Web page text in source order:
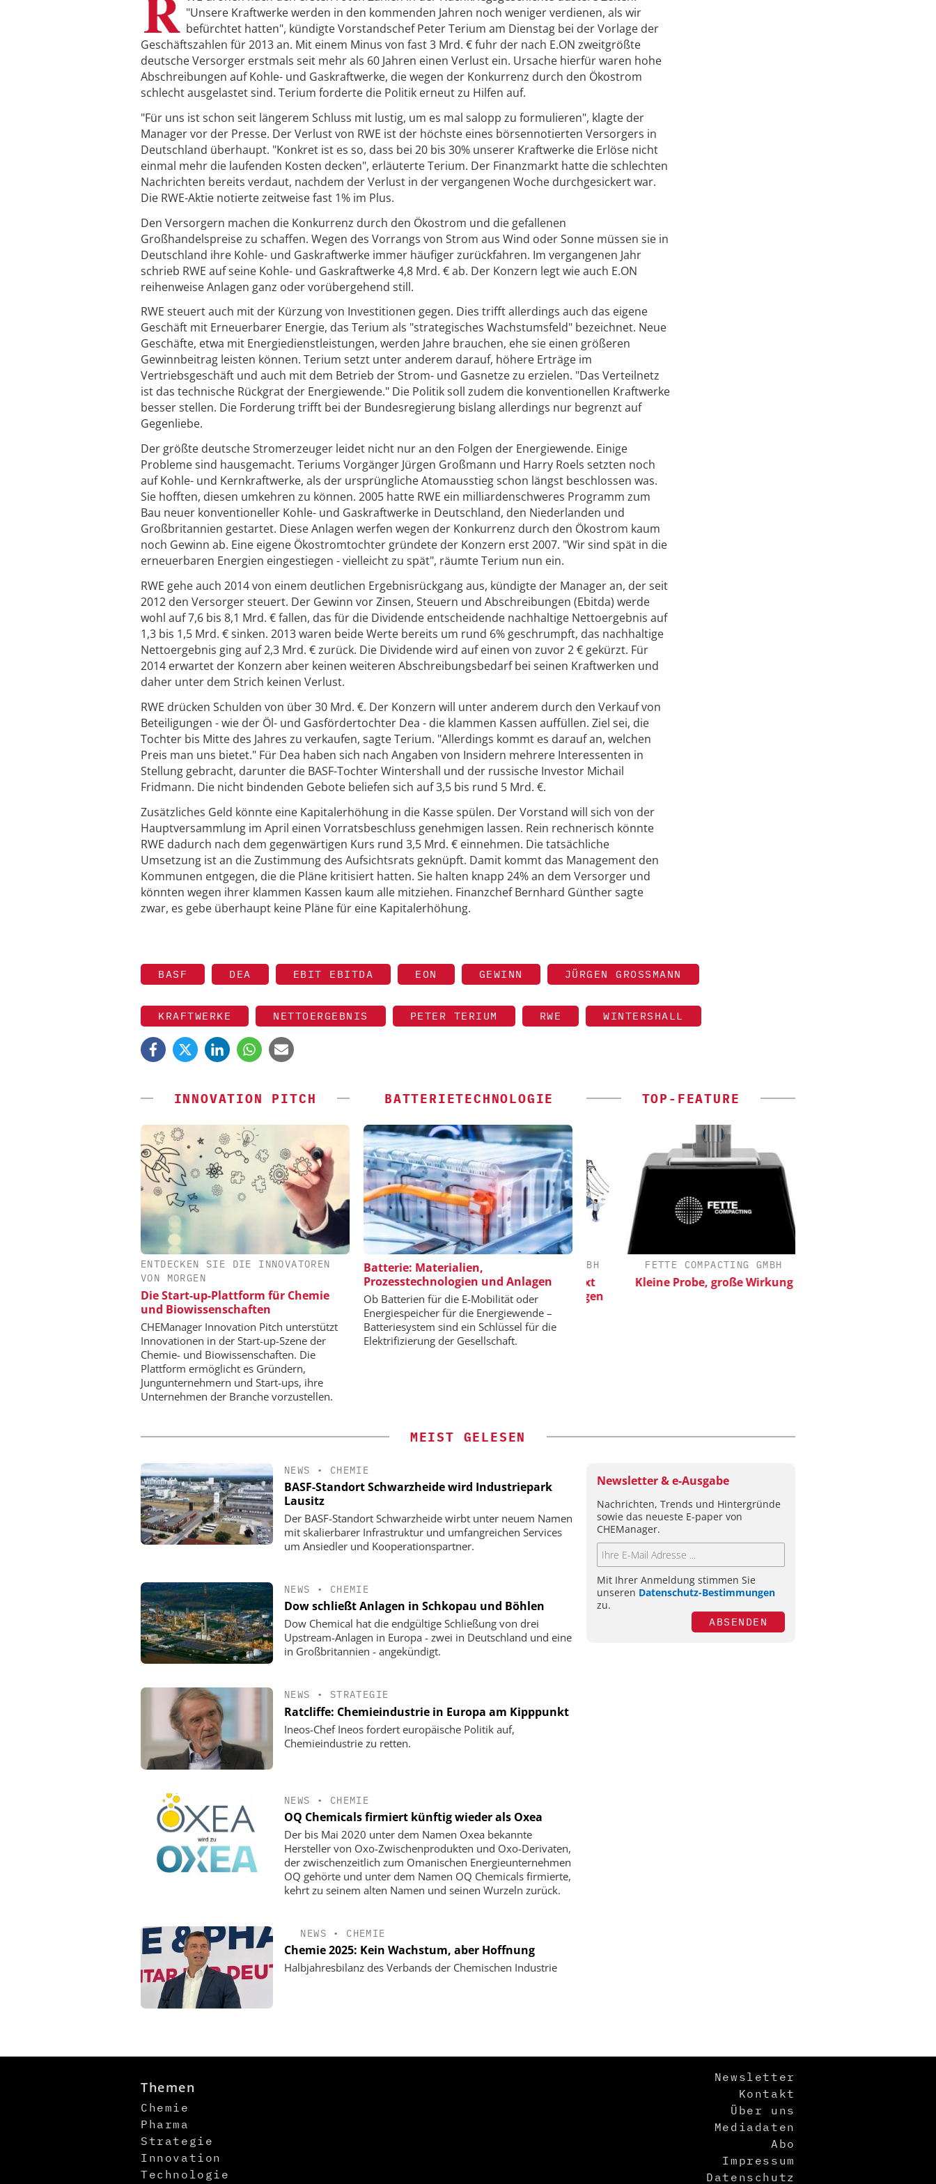
"Unsere Kraftwerke werden in den kommenden Jahren noch weniger verdienen, als wir
befürchtet hatten", kündigte Vorstandschef Peter Terium am Dienstag bei der Vorlage der
Geschäftszahlen für 2013 an. Mit einem Minus von fast 3 Mrd. € fuhr der nach E.ON zweitgrößte
deutsche Versorger erstmals seit mehr als 60 Jahren einen Verlust ein. Ursache hierfür waren hohe
Abschreibungen auf Kohle- und Gaskraftwerke, die wegen der Konkurrenz durch den Ökostrom
schlecht ausgelastet sind. Terium forderte die Politik erneut zu Hilfen auf.
"Für uns ist schon seit längerem Schluss mit lustig, um es mal salopp zu formulieren", klagte der
Manager vor der Presse. Der Verlust von RWE ist der höchste eines börsennotierten Versorgers in
Deutschland überhaupt. "Konkret ist es so, dass bei 20 bis 30% unserer Kraftwerke die Erlöse nicht
einmal mehr die laufenden Kosten decken", erläuterte Terium. Der Finanzmarkt hatte die schlechten
Nachrichten bereits verdaut, nachdem der Verlust in der vergangenen Woche durchgesickert war.
Die RWE-Aktie notierte zeitweise fast 1% im Plus.
Den Versorgern machen die Konkurrenz durch den Ökostrom und die gefallenen
Großhandelspreise zu schaffen. Wegen des Vorrangs von Strom aus Wind oder Sonne müssen sie in
Deutschland ihre Kohle- und Gaskraftwerke immer häufiger zurückfahren. Im vergangenen Jahr
schrieb RWE auf seine Kohle- und Gaskraftwerke 4,8 Mrd. € ab. Der Konzern legt wie auch E.ON
reihenweise Anlagen ganz oder vorübergehend still.
RWE steuert auch mit der Kürzung von Investitionen gegen. Dies trifft allerdings auch das eigene
Geschäft mit Erneuerbarer Energie, das Terium als "strategisches Wachstumsfeld" bezeichnet. Neue
Geschäfte, etwa mit Energiedienstleistungen, werden Jahre brauchen, ehe sie einen größeren
Gewinnbeitrag leisten können. Terium setzt unter anderem darauf, höhere Erträge im
Vertriebsgeschäft und auch mit dem Betrieb der Strom- und Gasnetze zu erzielen. "Das Verteilnetz
ist das technische Rückgrat der Energiewende." Die Politik soll zudem die konventionellen Kraftwerke
besser stellen. Die Forderung trifft bei der Bundesregierung bislang allerdings nur begrenzt auf
Gegenliebe.
Der größte deutsche Stromerzeuger leidet nicht nur an den Folgen der Energiewende. Einige
Probleme sind hausgemacht. Teriums Vorgänger Jürgen Großmann und Harry Roels setzten noch
auf Kohle- und Kernkraftwerke, als der ursprüngliche Atomausstieg schon längst beschlossen was.
Sie hofften, diesen umkehren zu können. 2005 hatte RWE ein milliardenschweres Programm zum
Bau neuer konventioneller Kohle- und Gaskraftwerke in Deutschland, den Niederlanden und
Großbritannien gestartet. Diese Anlagen werfen wegen der Konkurrenz durch den Ökostrom kaum
noch Gewinn ab. Eine eigene Ökostromtochter gründete der Konzern erst 2007. "Wir sind spät in die
erneuerbaren Energien eingestiegen - vielleicht zu spät", räumte Terium nun ein.
RWE gehe auch 2014 von einem deutlichen Ergebnisrückgang aus, kündigte der Manager an, der seit
2012 den Versorger steuert. Der Gewinn vor Zinsen, Steuern und Abschreibungen (Ebitda) werde
wohl auf 7,6 bis 8,1 Mrd. € fallen, das für die Dividende entscheidende nachhaltige Nettoergebnis auf
1,3 bis 1,5 Mrd. € sinken. 2013 waren beide Werte bereits um rund 6% geschrumpft, das nachhaltige
Nettoergebnis ging auf 2,3 Mrd. € zurück. Die Dividende wird auf einen von zuvor 2 € gekürzt. Für
2014 erwartet der Konzern aber keinen weiteren Abschreibungsbedarf bei seinen Kraftwerken und
daher unter dem Strich keinen Verlust.
RWE drücken Schulden von über 30 Mrd. €. Der Konzern will unter anderem durch den Verkauf von
Beteiligungen - wie der Öl- und Gasfördertochter Dea - die klammen Kassen auffüllen. Ziel sei, die
Tochter bis Mitte des Jahres zu verkaufen, sagte Terium. "Allerdings kommt es darauf an, welchen
Preis man uns bietet." Für Dea haben sich nach Angaben von Insidern mehrere Interessenten in
Stellung gebracht, darunter die BASF-Tochter Wintershall und der russische Investor Michail
Fridmann. Die nicht bindenden Gebote beliefen sich auf 3,5 bis rund 5 Mrd. €.
Zusätzliches Geld könnte eine Kapitalerhöhung in die Kasse spülen. Der Vorstand will sich von der
Hauptversammlung im April einen Vorratsbeschluss genehmigen lassen. Rein rechnerisch könnte
RWE dadurch nach dem gegenwärtigen Kurs rund 3,5 Mrd. € einnehmen. Die tatsächliche
Umsetzung ist an die Zustimmung des Aufsichtsrats geknüpft. Damit kommt das Management den
Kommunen entgegen, die die Pläne kritisiert hatten. Sie halten knapp 24% an dem Versorger und
könnten wegen ihrer klammen Kassen kaum alle mitziehen. Finanzchef Bernhard Günther sagte
zwar, es gebe überhaupt keine Pläne für eine Kapitalerhöhung.
BASF DEA EBIT EBITDA EON GEWINN JÜRGEN GROSSMANN
KRAFTWERKE NETTOERGEBNIS PETER TERIUM RWE WINTERSHALL
INNOVATION PITCH
ENTDECKEN SIE DIE INNOVATOREN
VON MORGEN
Die Start-up-Plattform für Chemie
und Biowissenschaften
CHEManager Innovation Pitch unterstützt
Innovationen in der Start-up-Szene der
Chemie- und Biowissenschaften. Die
Plattform ermöglicht es Gründern,
Jungunternehmern und Start-ups, ihre
Unternehmen der Branche vorzustellen.
BATTERIETECHNOLOGIE
Batterie: Materialien,
Prozesstechnologien und Anlagen
Ob Batterien für die E-Mobilität oder
Energiespeicher für die Energiewende –
Batteriesystem sind ein Schlüssel für die
Elektrifizierung der Gesellschaft.
TOP-FEATURE
SAS INSTITUTE GMBH / JMP
Visualisierung von Daten für
wissenschaftliche Erkenntnisse
CHEMANAGER C/O WILEY-VCH GMBH
Veranstaltungssponsoring: Next
Generation Batteries and Hydrogen
FETTE COMPACTING GMBH
Kleine Probe, große Wirkung
MEIST GELESEN
NEWS • CHEMIE
BASF-Standort Schwarzheide wird Industriepark
Lausitz
Der BASF-Standort Schwarzheide wirbt unter neuem Namen
mit skalierbarer Infrastruktur und umfangreichen Services
um Ansiedler und Kooperationspartner.
NEWS • CHEMIE
Dow schließt Anlagen in Schkopau und Böhlen
Dow Chemical hat die endgültige Schließung von drei
Upstream-Anlagen in Europa - zwei in Deutschland und eine
in Großbritannien - angekündigt.
NEWS • STRATEGIE
Ratcliffe: Chemieindustrie in Europa am Kipppunkt
Ineos-Chef Ineos fordert europäische Politik auf,
Chemieindustrie zu retten.
NEWS • CHEMIE
OQ Chemicals firmiert künftig wieder als Oxea
Der bis Mai 2020 unter dem Namen Oxea bekannte
Hersteller von Oxo-Zwischenprodukten und Oxo-Derivaten,
der zwischenzeitlich zum Omanischen Energieunternehmen
OQ gehörte und unter dem Namen OQ Chemicals firmierte,
kehrt zu seinem alten Namen und seinen Wurzeln zurück.
NEWS • CHEMIE
Chemie 2025: Kein Wachstum, aber Hoffnung
Halbjahresbilanz des Verbands der Chemischen Industrie
Newsletter & e-Ausgabe
Nachrichten, Trends und Hintergründe
sowie das neueste E-paper von
CHEManager.
Mit Ihrer Anmeldung stimmen Sie
unseren Datenschutz-Bestimmungen
zu.
ABSENDEN
Themen
Chemie
Pharma
Strategie
Innovation
Technologie
Newsletter
Kontakt
Über uns
Mediadaten
Abo
Impressum
Datenschutz